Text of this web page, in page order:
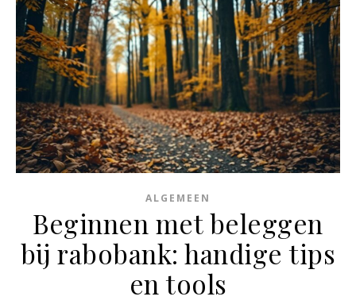
ALGEMEEN
Beginnen met beleggen
bij rabobank: handige tips
en tools